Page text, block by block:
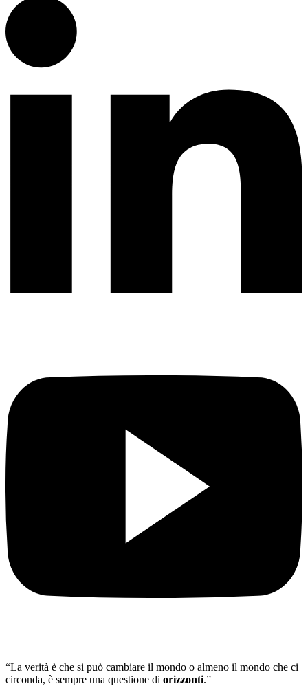
“La verità è che si può cambiare il mondo o almeno il mondo che ci
circonda, è sempre una questione di orizzonti.”